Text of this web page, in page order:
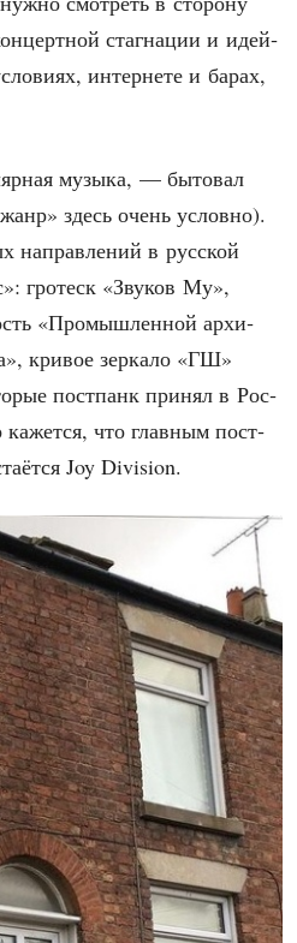
стаг­на­ции и идей­
интер­не­те и барах,
музы­ка, — быто­вал
здесь очень услов­но).
направ­ле­ний в рус­ской
гро­теск «Зву­ков Му»,
«Про­мыш­лен­ной архи­
кри­вое зер­ка­ло «ГШ»
пост­панк при­нял в Рос­
кажет­ся, что глав­ным пост­
Joy Division.